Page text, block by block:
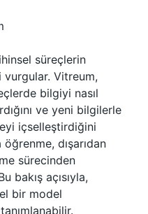
süreçlerin
Vitreum,
bilgiyi nasıl
ve yeni bilgilerle
içselleştirdiğini
dışarıdan
sürecinden
bakış açısıyla,
bir model